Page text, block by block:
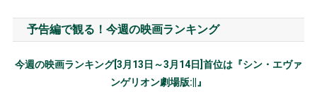
予告編で観る！今週の映画ランキング
今週の映画ランキング[3月13日～3月14日]首位は『シン・エヴァ
ンゲリオン劇場版:||』